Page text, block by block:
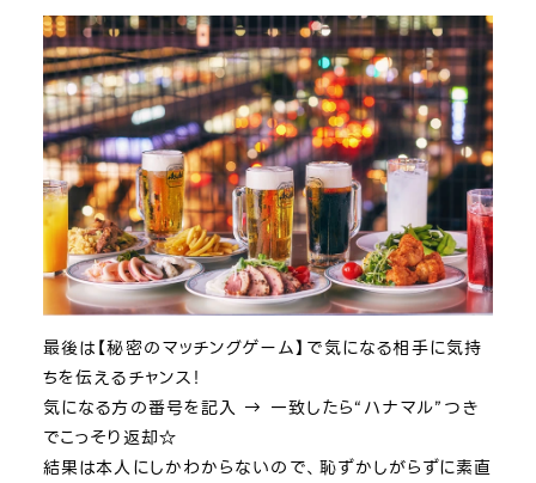
最後は【秘密のマッチングゲーム】で気になる相手に気持
ちを伝えるチャンス！
気になる方の番号を記入 → 一致したら“ハナマル”つき
でこっそり返却☆
結果は本人にしかわからないので、恥ずかしがらずに素直